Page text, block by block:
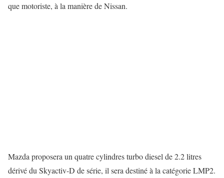
que motoriste, à la manière de Nissan.
Mazda proposera un quatre cylindres turbo diesel de 2.2 litres
dérivé du Skyactiv-D de série, il sera destiné à la catégorie LMP2.